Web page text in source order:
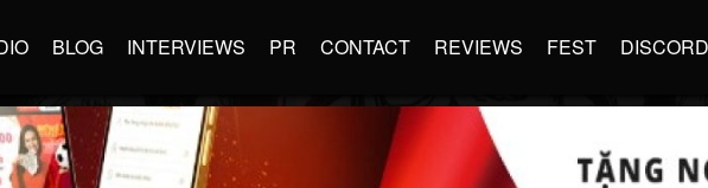
BLOG INTERVIEWS PR CONTACT REVIEWS FEST DISCORD